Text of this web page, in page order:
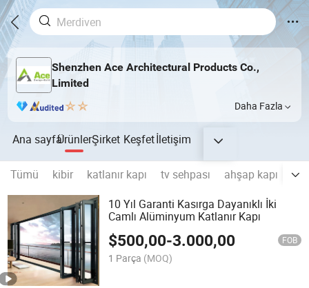
Shenzhen Ace Architectural Products Co.,
Limited
Daha Fazla
Ana sayfaÜrünlerŞirket Keşfetİletişim
Tümü kibir katlanır kapı tv sehpası ahşap kapı
10 Yıl Garanti Kasırga Dayanıklı İki
Camlı Alüminyum Katlanır Kapı
$500,00-3.000,00 FOB
1 Parça (MOQ)